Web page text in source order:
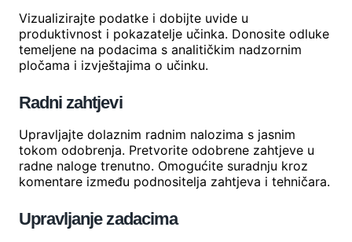
Vizualizirajte podatke i dobijte uvide u
produktivnost i pokazatelje učinka. Donosite odluke
temeljene na podacima s analitičkim nadzornim
pločama i izvještajima o učinku.
Radni zahtjevi
Upravljajte dolaznim radnim nalozima s jasnim
tokom odobrenja. Pretvorite odobrene zahtjeve u
radne naloge trenutno. Omogućite suradnju kroz
komentare između podnositelja zahtjeva i tehničara.
Upravljanje zadacima